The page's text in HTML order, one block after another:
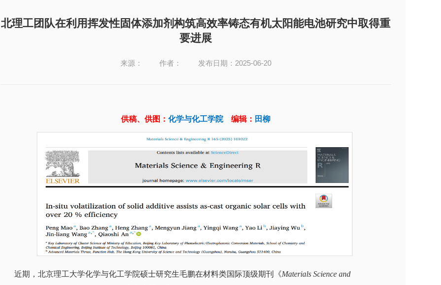
北理工团队在利用挥发性固体添加剂构筑高效率铸态有机太阳能电池研究中取得重
要进展
来源： 作者： 发布日期：2025-06-20
供稿、供图： 化学与化工学院编辑： 田柳
近期，北京理工大学化学与化工学院硕士研究生毛鹏在材料类国际顶级期刊《Materials Science and